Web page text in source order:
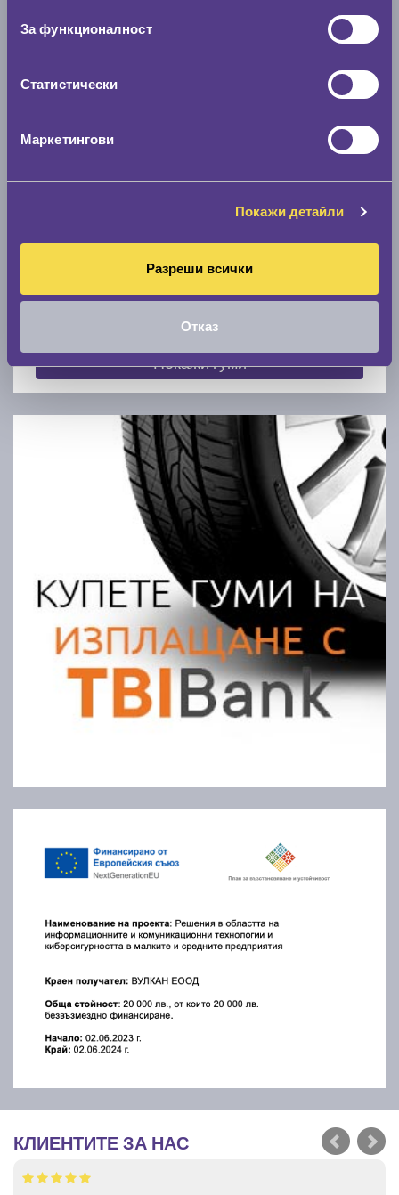
За функционалност
Статистически
Маркетингови
Покажи детайли
Разреши всички
Отказ
Скоростомер при 100
По марка автомобил
Покажи гуми
КЛИЕНТИТЕ ЗА НАС